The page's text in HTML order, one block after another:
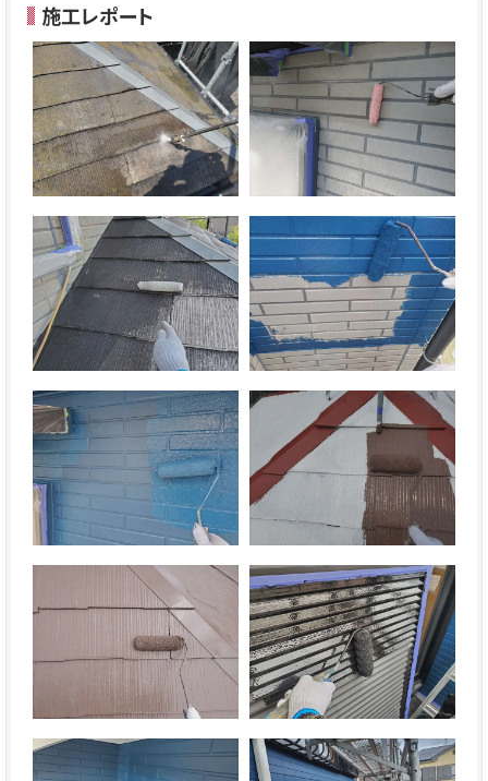
施工レポート